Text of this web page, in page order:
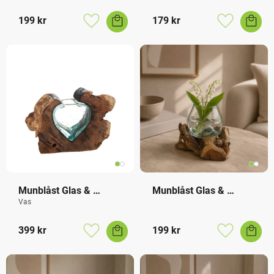
199 kr
Lägg till i favoriter
179 kr
Lägg till i
Munblåst Glas &
Naturträ Hjärta
Vas
399 kr
Lägg till i favoriter
Munblåst Glas &
199 kr
Lägg till i